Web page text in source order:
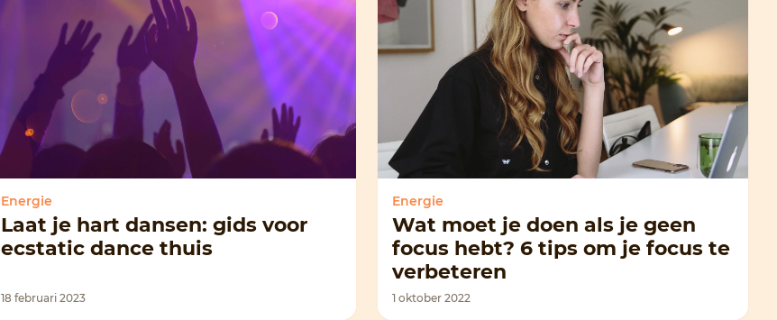
Energie
Laat je hart dansen: gids voor
ecstatic dance thuis
18 februari 2023
Energie
Wat moet je doen als je geen
focus hebt? 6 tips om je focus te
verbeteren
1 oktober 2022